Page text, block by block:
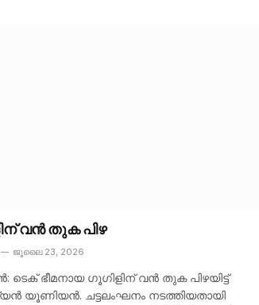
വൻ തുക പിഴ
ജൂലൈ 23, 2026
ടെക് ഭീമനായ ഗൂഗിളിന് വൻ തുക പിഴയിട്ട്
യൂണിയൻ. ചട്ടലംഘനം നടത്തിയതായി